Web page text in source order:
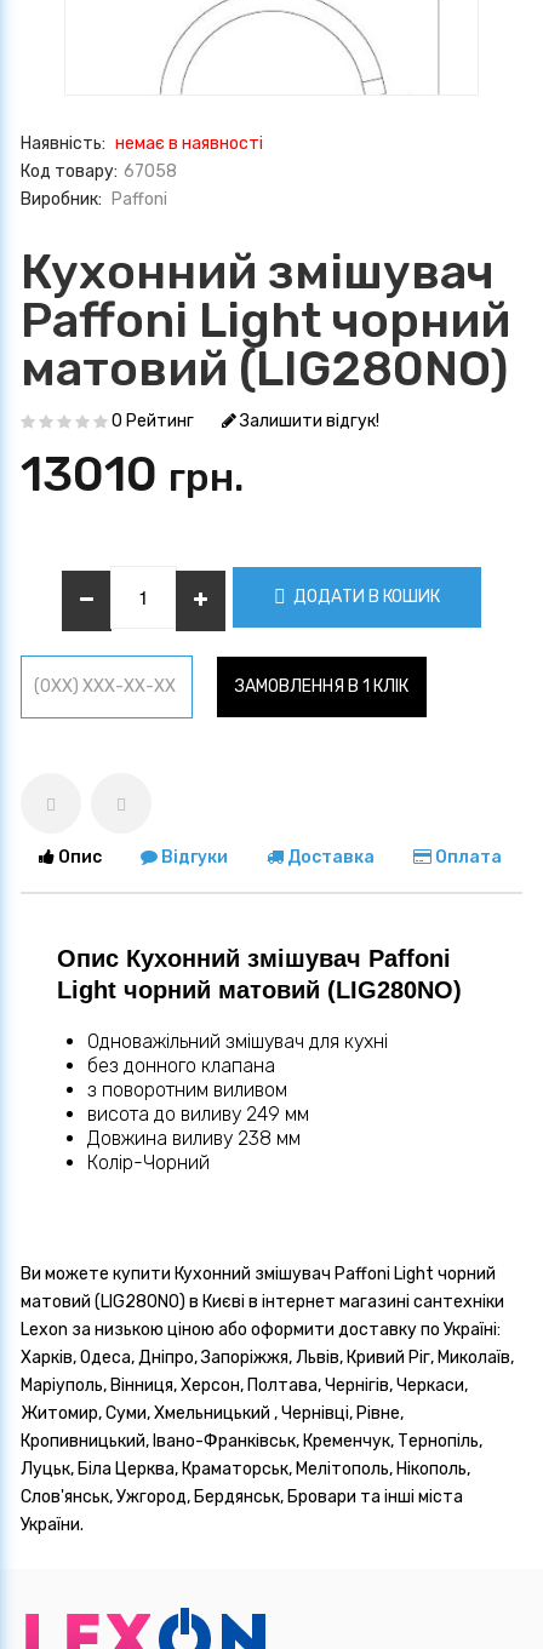
Наявність: немає в наявності
Код товару: 67058
Виробник:
Paffoni
Кухонний змішувач
Paffoni Light чорний
матовий (LIG280NO)
0 Рейтинг Залишити відгук!
13010 грн.
ДОДАТИ В КОШИК
ЗАМОВЛЕННЯ В 1 КЛІК
Опис Відгуки Доставка Оплата
Опис Кухонний змішувач Paffoni
Light чорний матовий (LIG280NO)
Одноважільний змішувач для кухні
без донного клапана
з поворотним виливом
висота до виливу 249 мм
Довжина виливу 238 мм
Колір-Чорний
Ви можете купити Кухонний змішувач Paffoni Light чорний
матовий (LIG280NO) в Києві в інтернет магазині сантехніки
Lexon за низькою ціною або оформити доставку по Україні:
Харків, Одеса, Дніпро, Запоріжжя, Львів, Кривий Ріг, Миколаїв,
Маріуполь, Вінниця, Херсон, Полтава, Чернігів, Черкаси,
Житомир, Суми, Хмельницький , Чернівці, Рівне,
Кропивницький, Івано-Франківськ, Кременчук, Тернопіль,
Луцьк, Біла Церква, Краматорськ, Мелітополь, Нікополь,
Слов'янськ, Ужгород, Бердянськ, Бровари та інші міста
України.